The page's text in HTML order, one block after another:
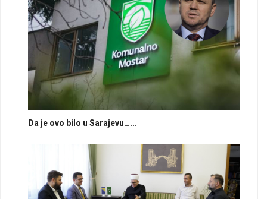
Da je ovo bilo u Sarajevu…...